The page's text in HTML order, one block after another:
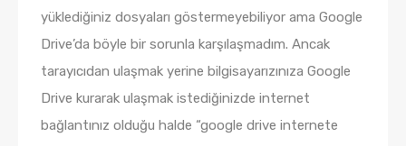
yüklediğiniz dosyaları göstermeyebiliyor ama Google
Drive’da böyle bir sorunla karşılaşmadım. Ancak
tarayıcıdan ulaşmak yerine bilgisayarızınıza Google
Drive kurarak ulaşmak istediğinizde internet
bağlantınız olduğu halde “google drive internete